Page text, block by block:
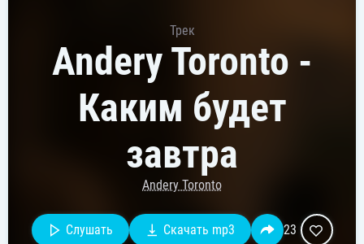
Трек
Andery Toronto -
Каким будет
завтра
Andery Toronto
Слушать Скачать mp3 23